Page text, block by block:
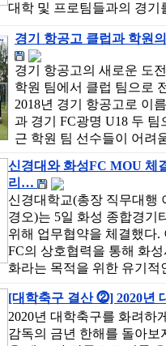
대학 및 프로팀들과의 경
경기 항공고 클럽과 학원
경기 항공고의 새로운 도
학원 팀에서 클럽 팀으로
2018년 경기 항공고로 이
과 경기 FC광명 U18 두
근 학원 팀 선수들이 어려
신경대와 화성FC MOU 체
리…
신경대학교(총장 직무대행
경오)는 5일 화성 종합경기
위해 업무협약을 체결했다
FC의 상호협력을 통해 화
화라는 목적을 위한 유기
[대학축구 결산 ⓶] 2020년
2020년 대학축구를 화려하
감독의 금년 한해를 돌아보